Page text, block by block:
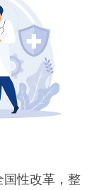
性改革，整